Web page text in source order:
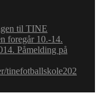
til TINE
foregår 10.-14.
Påmelding på
tinefotballskole202